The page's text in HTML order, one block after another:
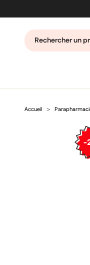
Accueil
-